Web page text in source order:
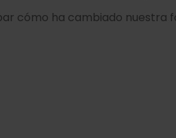
cómo ha cambiado nuestra